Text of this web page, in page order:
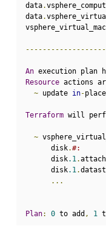
data.
data.
An execution plan
Resource actions
~ update in-place
Terraform will
~
disk.#:
disk.1.attach
disk.1.
...
Plan: 0 to add , 1